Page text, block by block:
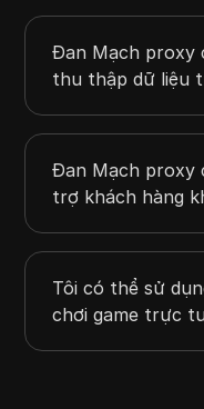
Đan Mạch proxy
thu thập dữ liệu
Đan Mạch proxy
trợ khách hàng
Tôi có thể sử
chơi game trực